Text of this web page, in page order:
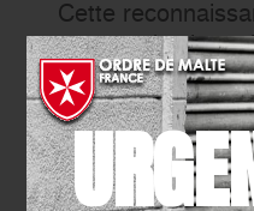
Cette
respect de cinq
fondamentaux :
transparence,
probité et
responsabilité
environnementale.